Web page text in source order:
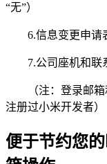
“无”）
6.信息变更申请
7.公司座机和联
（注：登录邮
注册过小米开发者）
便于节约您